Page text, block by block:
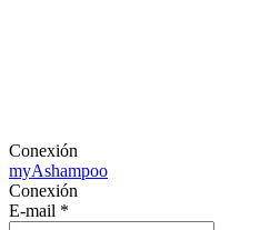
Conexión
myAshampoo
Conexión
E-mail *